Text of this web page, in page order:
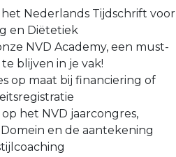
Nederlands Tijdschrift voor
en Diëtetiek
NVD Academy, een must-
blijven in je vak!
op maat bij financiering of
het NVD jaarcongres,
en de aantekening